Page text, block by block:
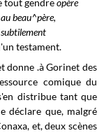
tout gendreopère
beau^père,
testament.
donne .à Gorinet des
comique du
distribue tant que
déclare que, malgré
et, deux scènes